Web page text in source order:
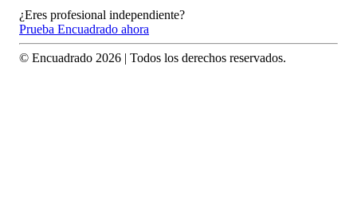
¿Eres profesional independiente?
Prueba Encuadrado ahora
© Encuadrado 2026 | Todos los derechos reservados.